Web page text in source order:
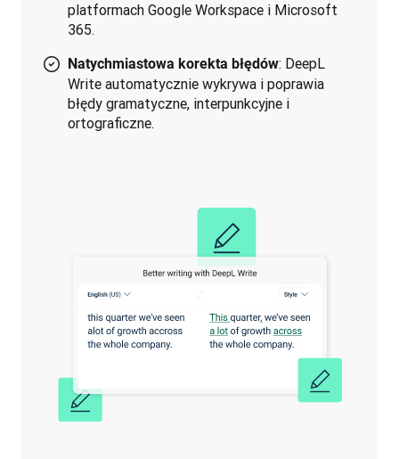
platformach Google Workspace i Microsoft
365.
Natychmiastowa korekta błędów: DeepL
Write automatycznie wykrywa i poprawia
błędy gramatyczne, interpunkcyjne i
ortograficzne.